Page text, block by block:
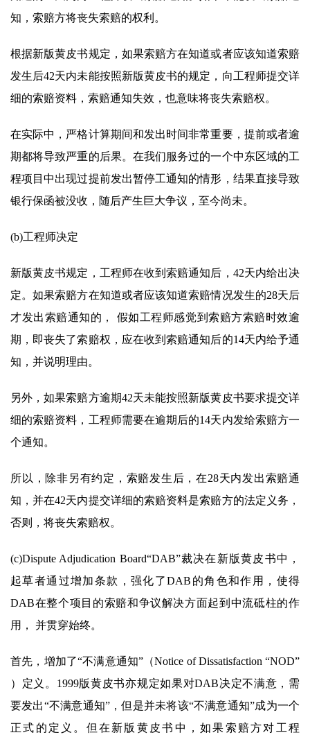
知，索赔方将丧失索赔的权利。
根据新版黄皮书规定，如果索赔方在知道或者应该知道索赔
发生后42天内未能按照新版黄皮书的规定，向工程师提交详
细的索赔资料，索赔通知失效，也意味将丧失索赔权。
在实际中，严格计算期间和发出时间非常重要，提前或者逾
期都将导致严重的后果。在我们服务过的一个中东区域的工
程项目中出现过提前发出暂停工通知的情形，结果直接导致
银行保函被没收，随后产生巨大争议，至今尚未。
(b)工程师决定
新版黄皮书规定，工程师在收到索赔通知后，42天内给出决
定。如果索赔方在知道或者应该知道索赔情况发生的28天后
才发出索赔通知的， 假如工程师感觉到索赔方索赔时效逾
期，即丧失了索赔权，应在收到索赔通知后的14天内给予通
知，并说明理由。
另外，如果索赔方逾期42天未能按照新版黄皮书要求提交详
细的索赔资料，工程师需要在逾期后的14天内发给索赔方一
个通知。
所以，除非另有约定，索赔发生后，在28天内发出索赔通
知，并在42天内提交详细的索赔资料是索赔方的法定义务，
否则，将丧失索赔权。
(c)Dispute Adjudication Board“DAB”裁决在新版黄皮书中，
起草者通过增加条款，强化了DAB的角色和作用，使得
DAB在整个项目的索赔和争议解决方面起到中流砥柱的作
用， 并贯穿始终。
首先，增加了“不满意通知”（Notice of Dissatisfaction “NOD”
）定义。1999版黄皮书亦规定如果对DAB决定不满意，需
要发出“不满意通知”，但是并未将该“不满意通知”成为一个
正式的定义。但在新版黄皮书中，如果索赔方对工程